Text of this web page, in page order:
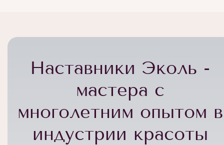
Наставники Эколь -
мастера с
многолетним опытом в
индустрии красоты